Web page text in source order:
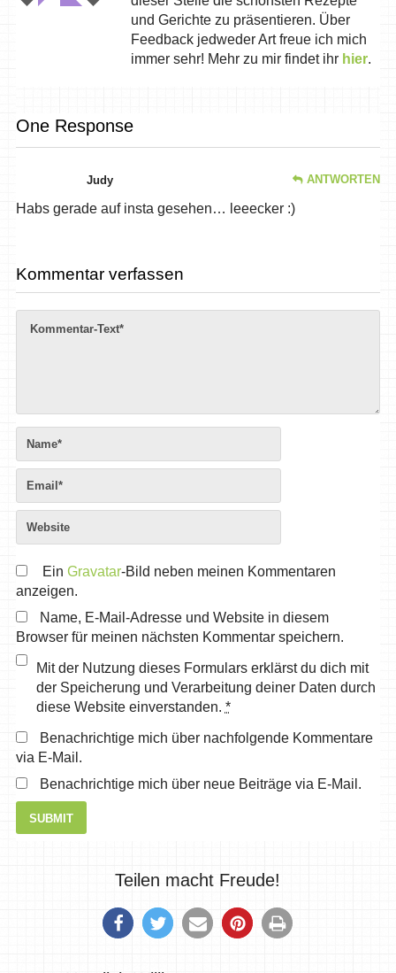
und Gerichte zu präsentieren. Über
Feedback jedweder Art freue ich mich
immer sehr! Mehr zu mir findet ihr hier.
One Response
Judy ANTWORTEN
Habs gerade auf insta gesehen… leeecker :)
Kommentar verfassen
Ein Gravatar-Bild neben meinen Kommentaren
anzeigen.
Name, E-Mail-Adresse und Website in diesem
Browser für meinen nächsten Kommentar speichern.
Mit der Nutzung dieses Formulars erklärst du dich mit
der Speicherung und Verarbeitung deiner Daten durch
diese Website einverstanden. *
Benachrichtige mich über nachfolgende Kommentare
via E-Mail.
Benachrichtige mich über neue Beiträge via E-Mail.
Teilen macht Freude!